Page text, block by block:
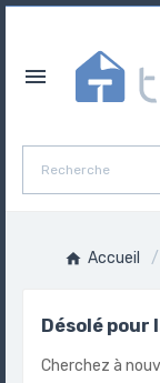

Accueil
Désolé pour
Cherchez à